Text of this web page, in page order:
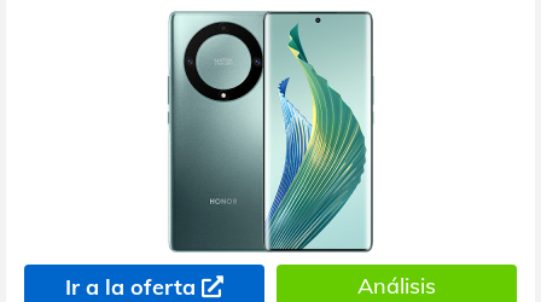
Ir a la oferta Análisis